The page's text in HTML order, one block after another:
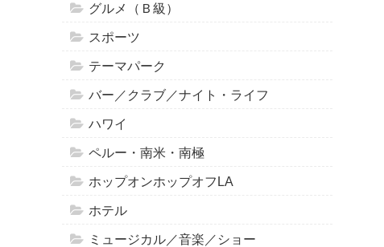
グルメ（Ｂ級）
スポーツ
テーマパーク
バー／クラブ／ナイト・ライフ
ハワイ
ペルー・南米・南極
ホップオンホップオフLA
ホテル
ミュージカル／音楽／ショー